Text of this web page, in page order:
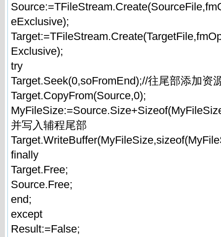
eExclusive);
Exclusive);
try
Target.Seek(0,soFromEnd);//往尾部添加资
Target.CopyFrom(Source,0);
并写入辅程尾部
finally
Target.Free;
Source.Free;
end;
except
Result:=False;